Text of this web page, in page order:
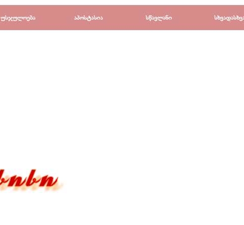
▼
უსჯულოება ▼
აპოსტასია ▼
სწავლანი ▼